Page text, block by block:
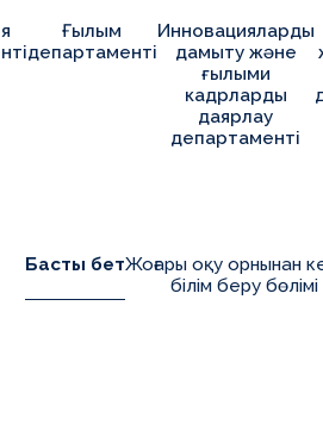
Ғылым
департаменті
Инновацияларды
дамыту және
ғылыми
кадрларды
даярлау
департаменті
Басты бетЖоғары оқу орнынан
білім беру бөлімі